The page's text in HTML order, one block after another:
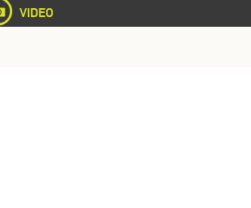
VIDEO